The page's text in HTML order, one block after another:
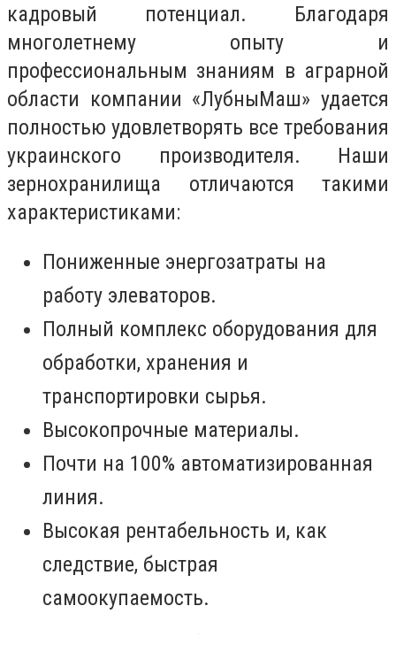
кадровый потенциал. Благодаря
многолетнему опыту и
профессиональным знаниям в аграрной
области компании «ЛубныМаш» удается
полностью удовлетворять все требования
украинского производителя. Наши
зернохранилища отличаются такими
характеристиками:
Пониженные энергозатраты на
работу элеваторов.
Полный комплекс оборудования для
обработки, хранения и
транспортировки сырья.
Высокопрочные материалы.
Почти на 100% автоматизированная
линия.
Высокая рентабельность и, как
следствие, быстрая
самоокупаемость.